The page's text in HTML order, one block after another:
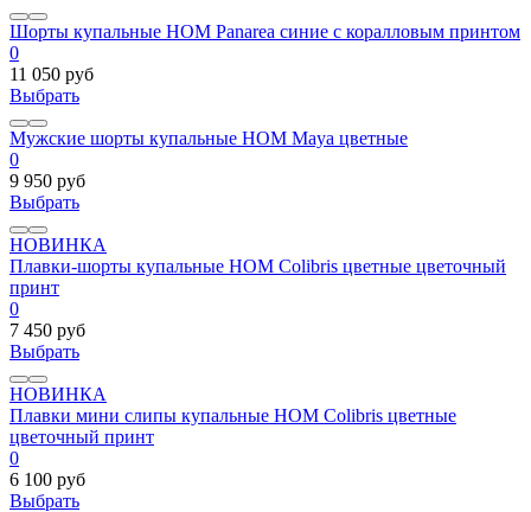
Шорты купальные HOM Panarea синие с коралловым принтом
0
11 050 руб
Выбрать
Мужские шорты купальные HOM Maya цветные
0
9 950 руб
Выбрать
НОВИНКА
Плавки-шорты купальные HOM Colibris цветные цветочный
принт
0
7 450 руб
Выбрать
НОВИНКА
Плавки мини слипы купальные HOM Colibris цветные
цветочный принт
0
6 100 руб
Выбрать